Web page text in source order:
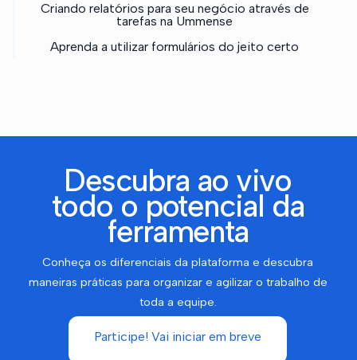
Criando relatórios para seu negócio através de
tarefas na Ummense
Aprenda a utilizar formulários do jeito certo
Descubra ao vivo
todo o potencial da
ferramenta
Conheça os diferenciais da plataforma e descubra
maneiras práticas para organizar e agilizar o trabalho de
toda a equipe.
Participe! Vai iniciar em breve